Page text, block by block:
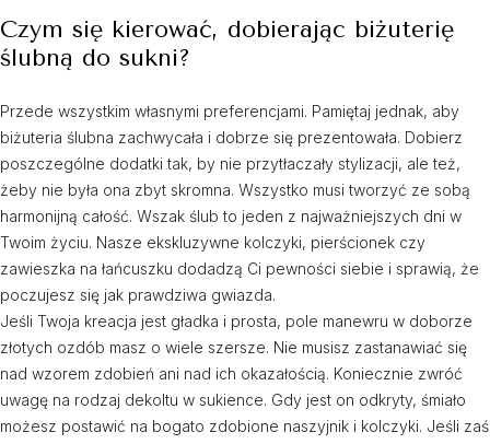
Czym się kierować, dobierając biżuterię
ślubną do sukni?
Przede wszystkim własnymi preferencjami. Pamiętaj jednak, aby
biżuteria ślubna zachwycała i dobrze się prezentowała. Dobierz
poszczególne dodatki tak, by nie przytłaczały stylizacji, ale też,
żeby nie była ona zbyt skromna. Wszystko musi tworzyć ze sobą
harmonijną całość. Wszak ślub to jeden z najważniejszych dni w
Twoim życiu. Nasze ekskluzywne kolczyki, pierścionek czy
zawieszka na łańcuszku dodadzą Ci pewności siebie i sprawią, że
poczujesz się jak prawdziwa gwiazda.
Jeśli Twoja kreacja jest gładka i prosta, pole manewru w doborze
złotych ozdób masz o wiele szersze. Nie musisz zastanawiać się
nad wzorem zdobień ani nad ich okazałością. Koniecznie zwróć
uwagę na rodzaj dekoltu w sukience. Gdy jest on odkryty, śmiało
możesz postawić na bogato zdobione naszyjnik i kolczyki. Jeśli zaś